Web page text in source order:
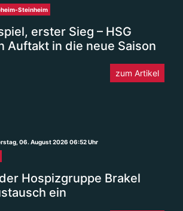
Steinheim
erster Sieg – HSG
Auftakt in die neue Saison
zum Artikel
06. August 2026 06:52 Uhr
Hospizgruppe Brakel
ein